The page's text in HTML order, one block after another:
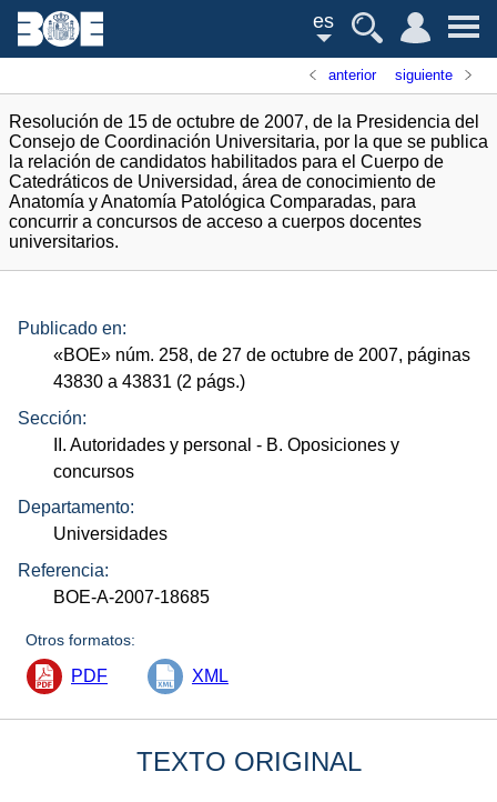
es
anterior siguiente
Resolución de 15 de octubre de 2007, de la Presidencia del
Consejo de Coordinación Universitaria, por la que se publica
la relación de candidatos habilitados para el Cuerpo de
Catedráticos de Universidad, área de conocimiento de
Anatomía y Anatomía Patológica Comparadas, para
concurrir a concursos de acceso a cuerpos docentes
universitarios.
Publicado en:
«BOE» núm. 258, de 27 de octubre de 2007, páginas
43830 a 43831 (2 págs.)
Sección:
II. Autoridades y personal - B. Oposiciones y
concursos
Departamento:
Universidades
Referencia:
BOE-A-2007-18685
Otros formatos:
PDF XML
TEXTO ORIGINAL